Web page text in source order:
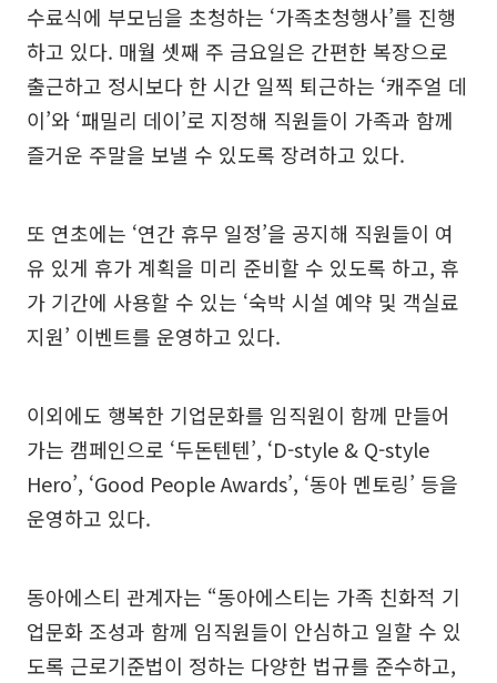
수료식에 부모님을 초청하는 ‘가족초청행사’를 진행
하고 있다. 매월 셋째 주 금요일은 간편한 복장으로
출근하고 정시보다 한 시간 일찍 퇴근하는 ‘캐주얼 데
이’와 ‘패밀리 데이’로 지정해 직원들이 가족과 함께
즐거운 주말을 보낼 수 있도록 장려하고 있다.
또 연초에는 ‘연간 휴무 일정’을 공지해 직원들이 여
유 있게 휴가 계획을 미리 준비할 수 있도록 하고, 휴
가 기간에 사용할 수 있는 ‘숙박 시설 예약 및 객실료
지원’ 이벤트를 운영하고 있다.
이외에도 행복한 기업문화를 임직원이 함께 만들어
가는 캠페인으로 ‘두돈텐텐’, ‘D-style & Q-style
Hero’, ‘Good People Awards’, ‘동아 멘토링’ 등을
운영하고 있다.
동아에스티 관계자는 “동아에스티는 가족 친화적 기
업문화 조성과 함께 임직원들이 안심하고 일할 수 있
도록 근로기준법이 정하는 다양한 법규를 준수하고,